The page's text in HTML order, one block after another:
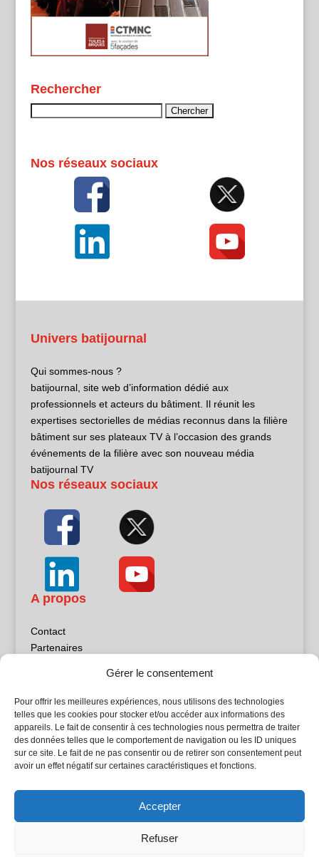
Gérer le consentement
Pour offrir les meilleures expériences, nous utilisons des technologies
telles que les cookies pour stocker et/ou accéder aux informations des
appareils. Le fait de consentir à ces technologies nous permettra de traiter
des données telles que le comportement de navigation ou les ID uniques
sur ce site. Le fait de ne pas consentir ou de retirer son consentement peut
avoir un effet négatif sur certaines caractéristiques et fonctions.
Accepter
Refuser
Rechercher
Nos réseaux sociaux
Univers batijournal
Qui sommes-nous ?
batijournal, site web d’information dédié aux
professionnels et acteurs du bâtiment. Il réunit les
expertises sectorielles de médias reconnus dans la filière
bâtiment sur ses plateaux TV à l’occasion des grands
événements de la filière avec son nouveau média
batijournal TV
Nos réseaux sociaux
A propos
Contact
Partenaires
Politique de confidentialité
Sites partenaires
5Façades
Atrium Patrimoine
L'Atelier Bois